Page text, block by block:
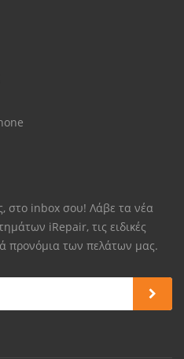
στο inbox σου! Λάβε τα νέα
iRepair, τις ειδικές
προνόμια των πελάτων μας.